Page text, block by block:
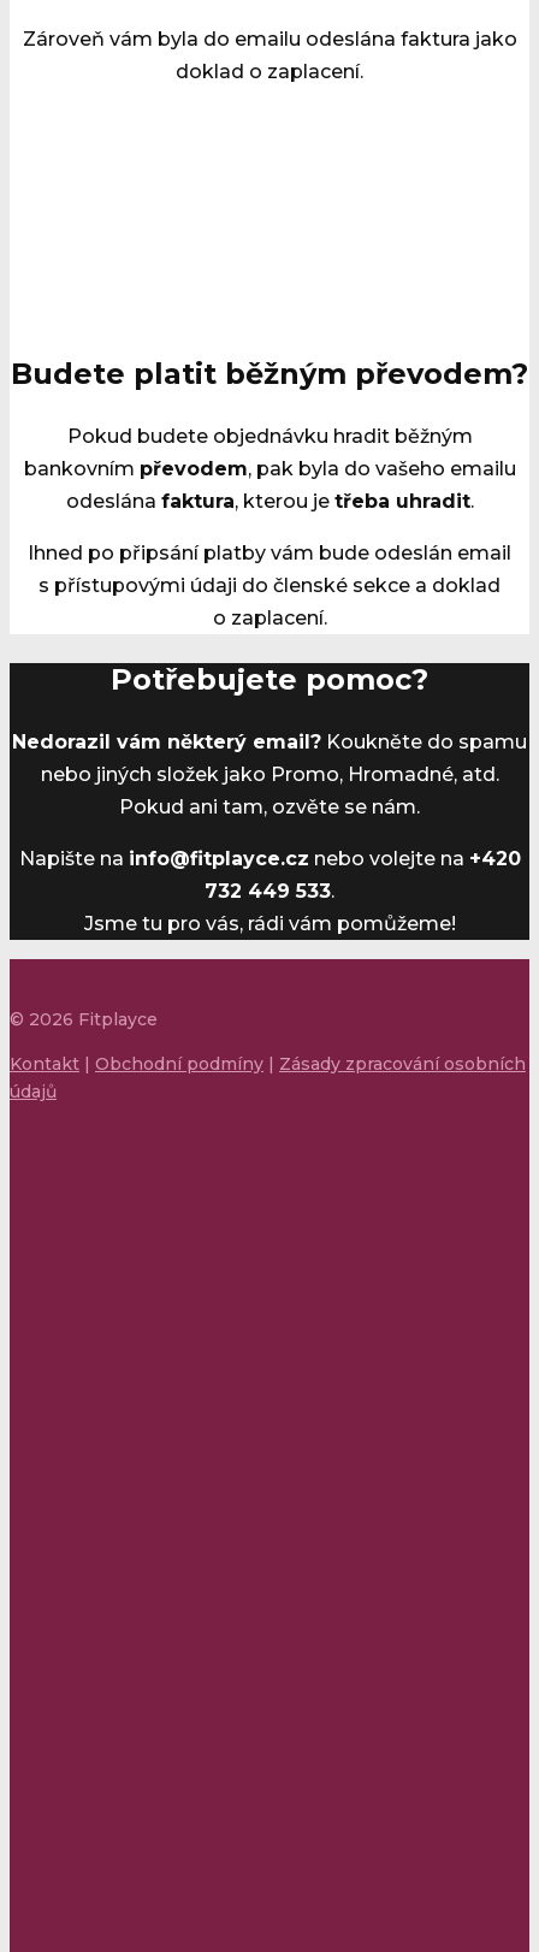
Zároveň vám byla do emailu odeslána faktura jako
doklad o zaplacení.
Budete platit běžným převodem?
Pokud budete objednávku hradit běžným
bankovním převodem, pak byla do vašeho emailu
odeslána faktura, kterou je třeba uhradit.
Ihned po připsání platby vám bude odeslán email
s přístupovými údaji do členské sekce a doklad
o zaplacení.
Potřebujete pomoc?
Nedorazil vám některý email? Koukněte do spamu
nebo jiných složek jako Promo, Hromadné, atd.
Pokud ani tam, ozvěte se nám.
Napište na info@fitplayce.cz nebo volejte na +420
732 449 533.
Jsme tu pro vás, rádi vám pomůžeme!
© 2026 Fitplayce
Kontakt | Obchodní podmíny | Zásady zpracování osobních
údajů